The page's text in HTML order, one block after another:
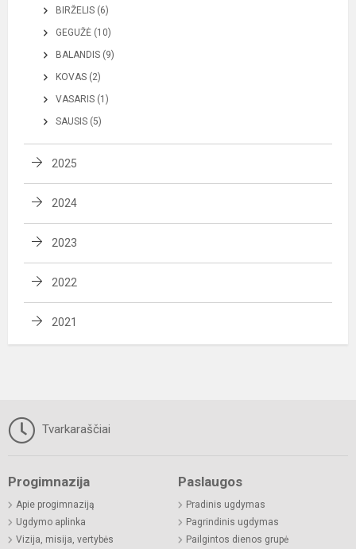
BIRŽELIS (6)
GEGUŽĖ (10)
BALANDIS (9)
KOVAS (2)
VASARIS (1)
SAUSIS (5)
2025
2024
2023
2022
2021
Tvarkaraščiai
Progimnazija
Apie progimnaziją
Ugdymo aplinka
Vizija, misija, vertybės
Paslaugos
Pradinis ugdymas
Pagrindinis ugdymas
Pailgintos dienos grupė